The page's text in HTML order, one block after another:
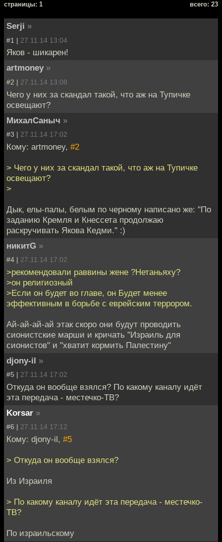
cтраницы: 1 всего: 23
Serji »
#1 | 27.11.14 13:04
Яков - шикарен!
artmoney »
#2 | 27.11.14 13:08
Чего у них за скандал такой, что аж на Тупичке
освещают?
МихалСаныч »
#3 | 27.11.14 17:02
Кому: artmoney, #2
> Чего у них за скандал такой, что аж на Тупичке
освещают?
>
Дык, елы-палы, белым по черному написано же: "По
заданию Кремля и Кнессета продолжаю
раскручивать Якова Кедми." :)
никитG »
#4 | 27.11.14 17:02
>рекомендовали раввины жене ?Нетаньяху?
>он религиозный
>Если он будет во главе, он Будет менее
эффективным в борьбе с еврейским террором.
Ай-ай-ай-ай этак скоро они будут проводить
сионистские марши и кричать "Израиль для
сионистов" и "хватит кормить Палестину"
djony-il »
#5 | 27.11.14 17:02
Откуда он вообще взялся? По какому каналу идёт
эта передача - местечко-ТВ?
Korsar »
#6 | 27.11.14 17:12
Кому: djony-il, #5
> Откуда он вообще взялся?
Из Израиля
> По какому каналу идёт эта передача - местечко-
ТВ?
По израильскому